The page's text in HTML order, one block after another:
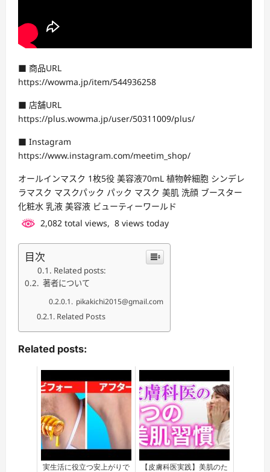
■ 商品URL
https://wowma.jp/item/544936258
■ 店舗URL
https://plus.wowma.jp/user/50311009/plus/
■ Instagram
https://www.instagram.com/meetim_shop/
オールインマスク 1枚5役 美容液70mL 植物幹細胞 シンデレ
ラマスク マスクパック パック マスク 美肌 洗顔 ブースター
化粧水 乳液 美容液 ビューティーワールド
2,082 total views, 8 views today
目次
Related posts:
著者について
pikakichi2015@gmail.com
Related Posts
Related posts:
実生活に役立つ安上がりで
【皮膚科医実践】美肌のた